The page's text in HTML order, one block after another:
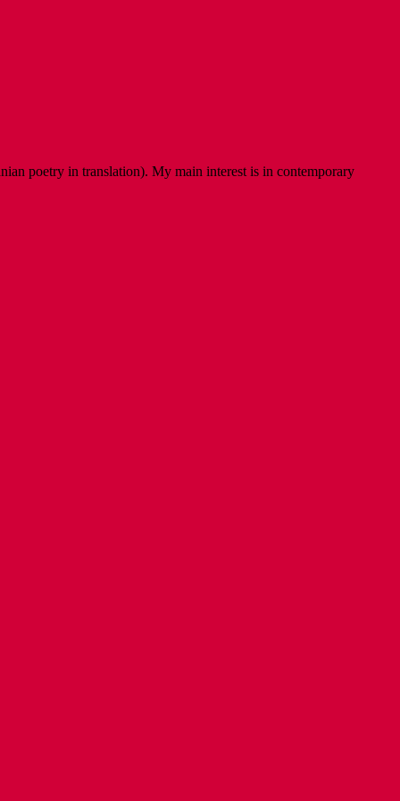
poetry in translation). My main interest is in contemporary